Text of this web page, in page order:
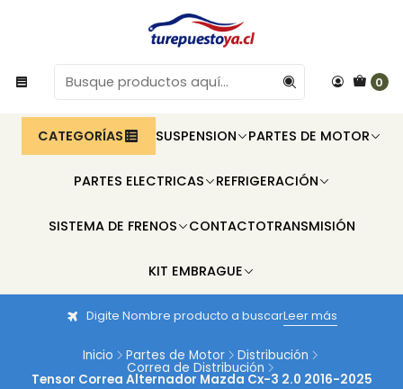
0
CATEGORÍAS SUSPENSION PARTES DE MOTOR
PARTES ELECTRICAS REFRIGERACIÓN
SISTEMA DE FRENOS CONTACTOTRANSMISIÓN
KIT EMBRAGUE
Digite Nombre producto a buscarLeer más
Inicio Partes de Motor Distribución
Correa de Distribución
Tensor Correa Alternador Mazda Cx-3 2.0 2016-2025